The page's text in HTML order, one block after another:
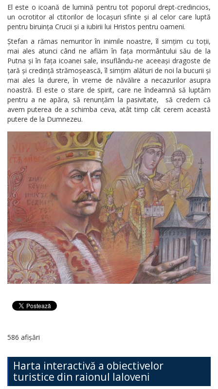
El este o icoană de lumină pentru tot poporul drept-credincios,
un ocrotitor al ctitorilor de locașuri sfinte și al celor care luptă
pentru biruința Crucii și a iubirii lui Hristos pentru oameni.
Ștefan a rămas nemuritor în inimile noastre, îl simțim cu toții,
mai ales atunci când ne aflăm în fața mormântului său de la
Putna și în fața icoanei sale, insuflându-ne aceeași dragoste de
țară și credință strămoșească, îl simțim alături de noi la bucurii și
mai ales la durere, în vreme de năvălire a necazurilor asupra
noastră. El este o stare de spirit, care ne îndeamnă să luptăm
pentru a ne apăra, să renunțăm la pasivitate, să credem că
avem puterea de a schimba ceva, atât timp cât cerem această
putere de la Dumnezeu.
586 afișări
Harta interactivă a obiectivelor
turistice din raionul Ialoveni